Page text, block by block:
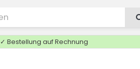
Bestellung auf Rechnung